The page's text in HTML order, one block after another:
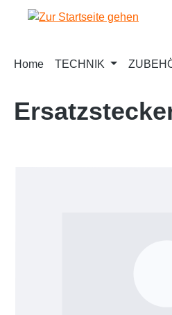
Hauptinhalt springen
Zur Suche springen
Zur Hauptnavigation springen
Home TECHNIK